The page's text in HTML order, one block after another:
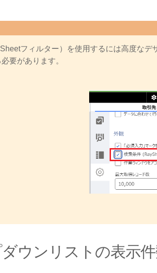
フィルター）を使用するには高度なデ
要があります。
ダウンリストの表示